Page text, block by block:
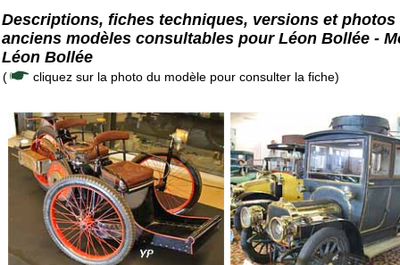
Descriptions, fiches techniques, versions et photos
anciens modèles consultables pour Léon Bollée -
Léon Bollée
( cliquez sur la photo du modèle pour consulter la fiche)